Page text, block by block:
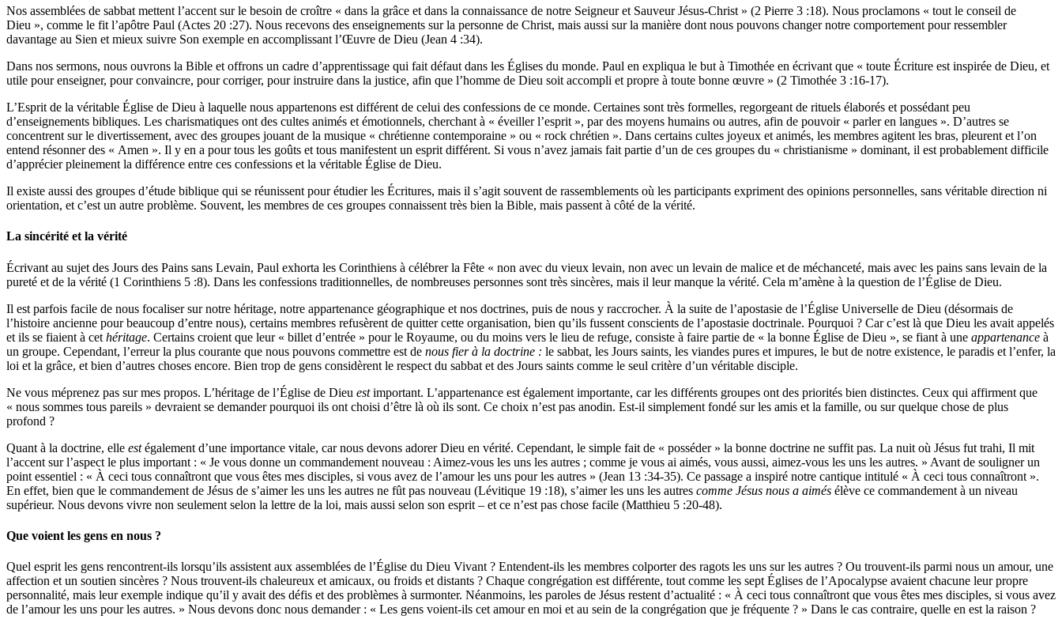
Nos assemblées de sabbat mettent l’accent sur le besoin de croître « dans la grâce et dans la connaissance de notre Seigneur et Sauveur Jésus-Christ » (2 Pierre 3 :18). Nous proclamons « tout le conseil de
Dieu », comme le fit l’apôtre Paul (Actes 20 :27). Nous recevons des enseignements sur la personne de Christ, mais aussi sur la manière dont nous pouvons changer notre comportement pour ressembler
davantage au Sien et mieux suivre Son exemple en accomplissant l’Œuvre de Dieu (Jean 4 :34).
Dans nos sermons, nous ouvrons la Bible et offrons un cadre d’apprentissage qui fait défaut dans les Églises du monde. Paul en expliqua le but à Timothée en écrivant que « toute Écriture est inspirée de Dieu, et
utile pour enseigner, pour convaincre, pour corriger, pour instruire dans la justice, afin que l’homme de Dieu soit accompli et propre à toute bonne œuvre » (2 Timothée 3 :16-17).
L’Esprit de la véritable Église de Dieu à laquelle nous appartenons est différent de celui des confessions de ce monde. Certaines sont très formelles, regorgeant de rituels élaborés et possédant peu
d’enseignements bibliques. Les charismatiques ont des cultes animés et émotionnels, cherchant à « éveiller l’esprit », par des moyens humains ou autres, afin de pouvoir « parler en langues ». D’autres se
concentrent sur le divertissement, avec des groupes jouant de la musique « chrétienne contemporaine » ou « rock chrétien ». Dans certains cultes joyeux et animés, les membres agitent les bras, pleurent et l’on
entend résonner des « Amen ». Il y en a pour tous les goûts et tous manifestent un esprit différent. Si vous n’avez jamais fait partie d’un de ces groupes du « christianisme » dominant, il est probablement difficile
d’apprécier pleinement la différence entre ces confessions et la véritable Église de Dieu.
Il existe aussi des groupes d’étude biblique qui se réunissent pour étudier les Écritures, mais il s’agit souvent de rassemblements où les participants expriment des opinions personnelles, sans véritable direction ni
orientation, et c’est un autre problème. Souvent, les membres de ces groupes connaissent très bien la Bible, mais passent à côté de la vérité.
La sincérité et la vérité
Écrivant au sujet des Jours des Pains sans Levain, Paul exhorta les Corinthiens à célébrer la Fête « non avec du vieux levain, non avec un levain de malice et de méchanceté, mais avec les pains sans levain de la
pureté et de la vérité (1 Corinthiens 5 :8). Dans les confessions traditionnelles, de nombreuses personnes sont très sincères, mais il leur manque la vérité. Cela m’amène à la question de l’Église de Dieu.
Il est parfois facile de nous focaliser sur notre héritage, notre appartenance géographique et nos doctrines, puis de nous y raccrocher. À la suite de l’apostasie de l’Église Universelle de Dieu (désormais de
l’histoire ancienne pour beaucoup d’entre nous), certains membres refusèrent de quitter cette organisation, bien qu’ils fussent conscients de l’apostasie doctrinale. Pourquoi ? Car c’est là que Dieu les avait appelés
et ils se fiaient à cet héritage. Certains croient que leur « billet d’entrée » pour le Royaume, ou du moins vers le lieu de refuge, consiste à faire partie de « la bonne Église de Dieu », se fiant à une appartenance à
un groupe. Cependant, l’erreur la plus courante que nous pouvons commettre est de nous fier à la doctrine : le sabbat, les Jours saints, les viandes pures et impures, le but de notre existence, le paradis et l’enfer, la
loi et la grâce, et bien d’autres choses encore. Bien trop de gens considèrent le respect du sabbat et des Jours saints comme le seul critère d’un véritable disciple.
Ne vous méprenez pas sur mes propos. L’héritage de l’Église de Dieu estimportant. L’appartenance est également importante, car les différents groupes ont des priorités bien distinctes. Ceux qui affirment que
« nous sommes tous pareils » devraient se demander pourquoi ils ont choisi d’être là où ils sont. Ce choix n’est pas anodin. Est-il simplement fondé sur les amis et la famille, ou sur quelque chose de plus
profond ?
Quant à la doctrine, elle estégalement d’une importance vitale, car nous devons adorer Dieu en vérité. Cependant, le simple fait de « posséder » la bonne doctrine ne suffit pas. La nuit où Jésus fut trahi, Il mit
l’accent sur l’aspect le plus important : « Je vous donne un commandement nouveau : Aimez-vous les uns les autres ; comme je vous ai aimés, vous aussi, aimez-vous les uns les autres. » Avant de souligner un
point essentiel : « À ceci tous connaîtront que vous êtes mes disciples, si vous avez de l’amour les uns pour les autres » (Jean 13 :34-35). Ce passage a inspiré notre cantique intitulé « À ceci tous connaîtront ».
En effet, bien que le commandement de Jésus de s’aimer les uns les autres ne fût pas nouveau (Lévitique 19 :18), s’aimer les uns les autres comme Jésus nous a aimés élève ce commandement à un niveau
supérieur. Nous devons vivre non seulement selon la lettre de la loi, mais aussi selon son esprit – et ce n’est pas chose facile (Matthieu 5 :20-48).
Que voient les gens en nous ?
Quel esprit les gens rencontrent-ils lorsqu’ils assistent aux assemblées de l’Église du Dieu Vivant ? Entendent-ils les membres colporter des ragots les uns sur les autres ? Ou trouvent-ils parmi nous un amour, une
affection et un soutien sincères ? Nous trouvent-ils chaleureux et amicaux, ou froids et distants ? Chaque congrégation est différente, tout comme les sept Églises de l’Apocalypse avaient chacune leur propre
personnalité, mais leur exemple indique qu’il y avait des défis et des problèmes à surmonter. Néanmoins, les paroles de Jésus restent d’actualité : « À ceci tous connaîtront que vous êtes mes disciples, si vous avez
de l’amour les uns pour les autres. » Nous devons donc nous demander : « Les gens voient-ils cet amour en moi et au sein de la congrégation que je fréquente ? » Dans le cas contraire, quelle en est la raison ?